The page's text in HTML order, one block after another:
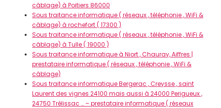
câblage) à Poitiers 86000
Sous traitance informatique ( réseaux , téléphonie , WiFi &
câblage) à rochefort ( 17300 )
Sous traitance informatique ( réseaux , téléphonie , WiFi &
câblage) à Tulle ( 19000 )
Sous traitance informatique à Niort , Chauray, Aiffres |
prestataire informatique ( réseaux , téléphonie , WiFi &
câblage)
Sous traitance informatique Bergerac , Creysse , saint
Laurent des vignes 24100 mais aussi à 24000 Perigueux ,
24750 Trélissac … – prestataire informatique ( réseaux